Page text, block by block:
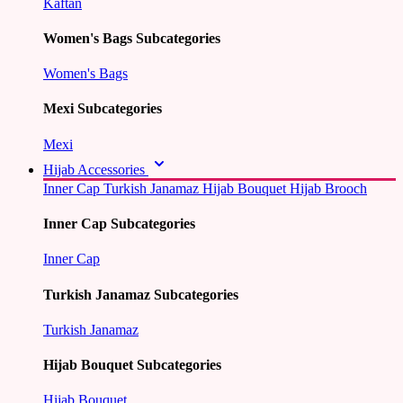
Women's Bags Subcategories
Women's Bags
Mexi Subcategories
Mexi
Hijab Accessories
Inner Cap Turkish Janamaz Hijab Bouquet Hijab Brooch
Inner Cap Subcategories
Inner Cap
Turkish Janamaz Subcategories
Turkish Janamaz
Hijab Bouquet Subcategories